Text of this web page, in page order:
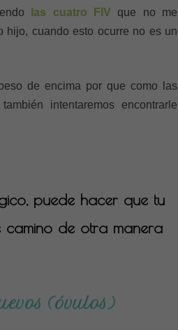
las cuatro FIV que no me
hijo, cuando esto ocurre no es un
de encima por que como las
intentaremos encontrarle
puede hacer que tu
de otra manera
(óvulos)